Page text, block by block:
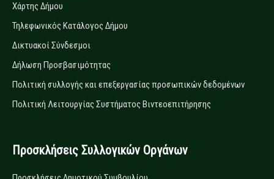
Χάρτης Δήμου
Τηλεφωνικός Κατάλογος Δήμου
Δικτυακοί Σύνδεσμοι
Δήλωση Προσβασιμότητας
Πολιτική συλλογής και επεξεργασίας προσωπικών δεδομένων
Πολιτική Λειτουργίας Συστήματος Βιντεοεπιτήρησης
Προσκλήσεις Συλλογικών Οργάνων